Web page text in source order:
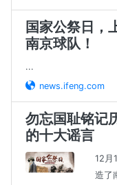
国家公祭日，
南京球队！
...
news.ifeng.com
勿忘国耻铭记
的十大谣言
12月
造了